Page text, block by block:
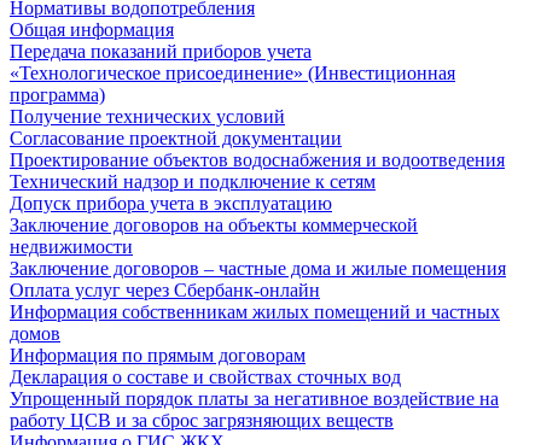
Нормативы водопотребления
Общая информация
Передача показаний приборов учета
«Технологическое присоединение» (Инвестиционная
программа)
Получение технических условий
Согласование проектной документации
Проектирование объектов водоснабжения и водоотведения
Технический надзор и подключение к сетям
Допуск прибора учета в эксплуатацию
Заключение договоров на объекты коммерческой
недвижимости
Заключение договоров – частные дома и жилые помещения
Оплата услуг через Сбербанк-онлайн
Информация собственникам жилых помещений и частных
домов
Информация по прямым договорам
Декларация о составе и свойствах сточных вод
Упрощенный порядок платы за негативное воздействие на
работу ЦСВ и за сброс загрязняющих веществ